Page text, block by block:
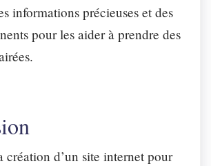
informations précieuses et des
pour les aider à prendre des
création d’un site internet pour